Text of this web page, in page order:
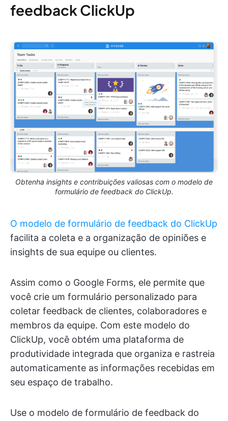
feedback ClickUp
Obtenha insights e contribuições valiosas com o modelo de
formulário de feedback do ClickUp.
O modelo de formulário de feedback do ClickUp
facilita a coleta e a organização de opiniões e
insights de sua equipe ou clientes.
Assim como o Google Forms, ele permite que
você crie um formulário personalizado para
coletar feedback de clientes, colaboradores e
membros da equipe. Com este modelo do
ClickUp, você obtém uma plataforma de
produtividade integrada que organiza e rastreia
automaticamente as informações recebidas em
seu espaço de trabalho.
Use o modelo de formulário de feedback do